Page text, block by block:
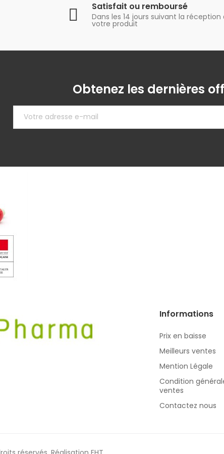
Satisfait ou remboursé
Dans les 14 jours suivant la réception
votre produit
Obtenez les dernières
Informations
Prix en baisse
Meilleurs ventes
Mention Légale
Condition
ventes
Contactez nous